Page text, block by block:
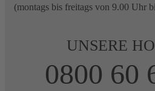
(montags bis freitags von 9.00 Uhr
UNSERE
0800 60